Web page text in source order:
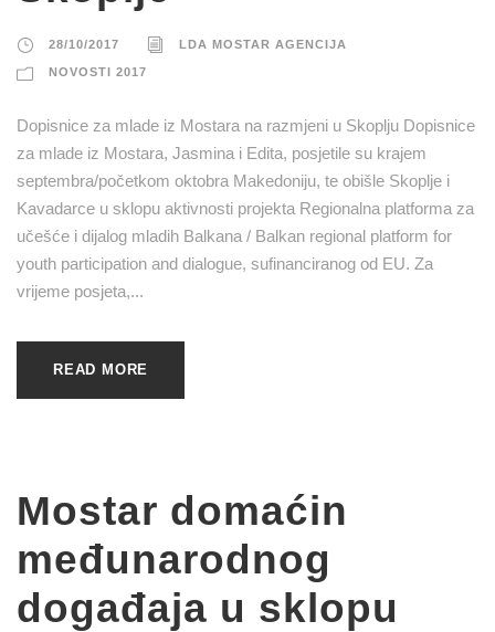
28/10/2017 LDA MOSTAR AGENCIJA
NOVOSTI 2017
Dopisnice za mlade iz Mostara na razmjeni u Skoplju Dopisnice
za mlade iz Mostara, Jasmina i Edita, posjetile su krajem
septembra/početkom oktobra Makedoniju, te obišle Skoplje i
Kavadarce u sklopu aktivnosti projekta Regionalna platforma za
učešće i dijalog mladih Balkana / Balkan regional platform for
youth participation and dialogue, sufinanciranog od EU. Za
vrijeme posjeta,...
READ MORE
Mostar domaćin
međunarodnog
događaja u sklopu